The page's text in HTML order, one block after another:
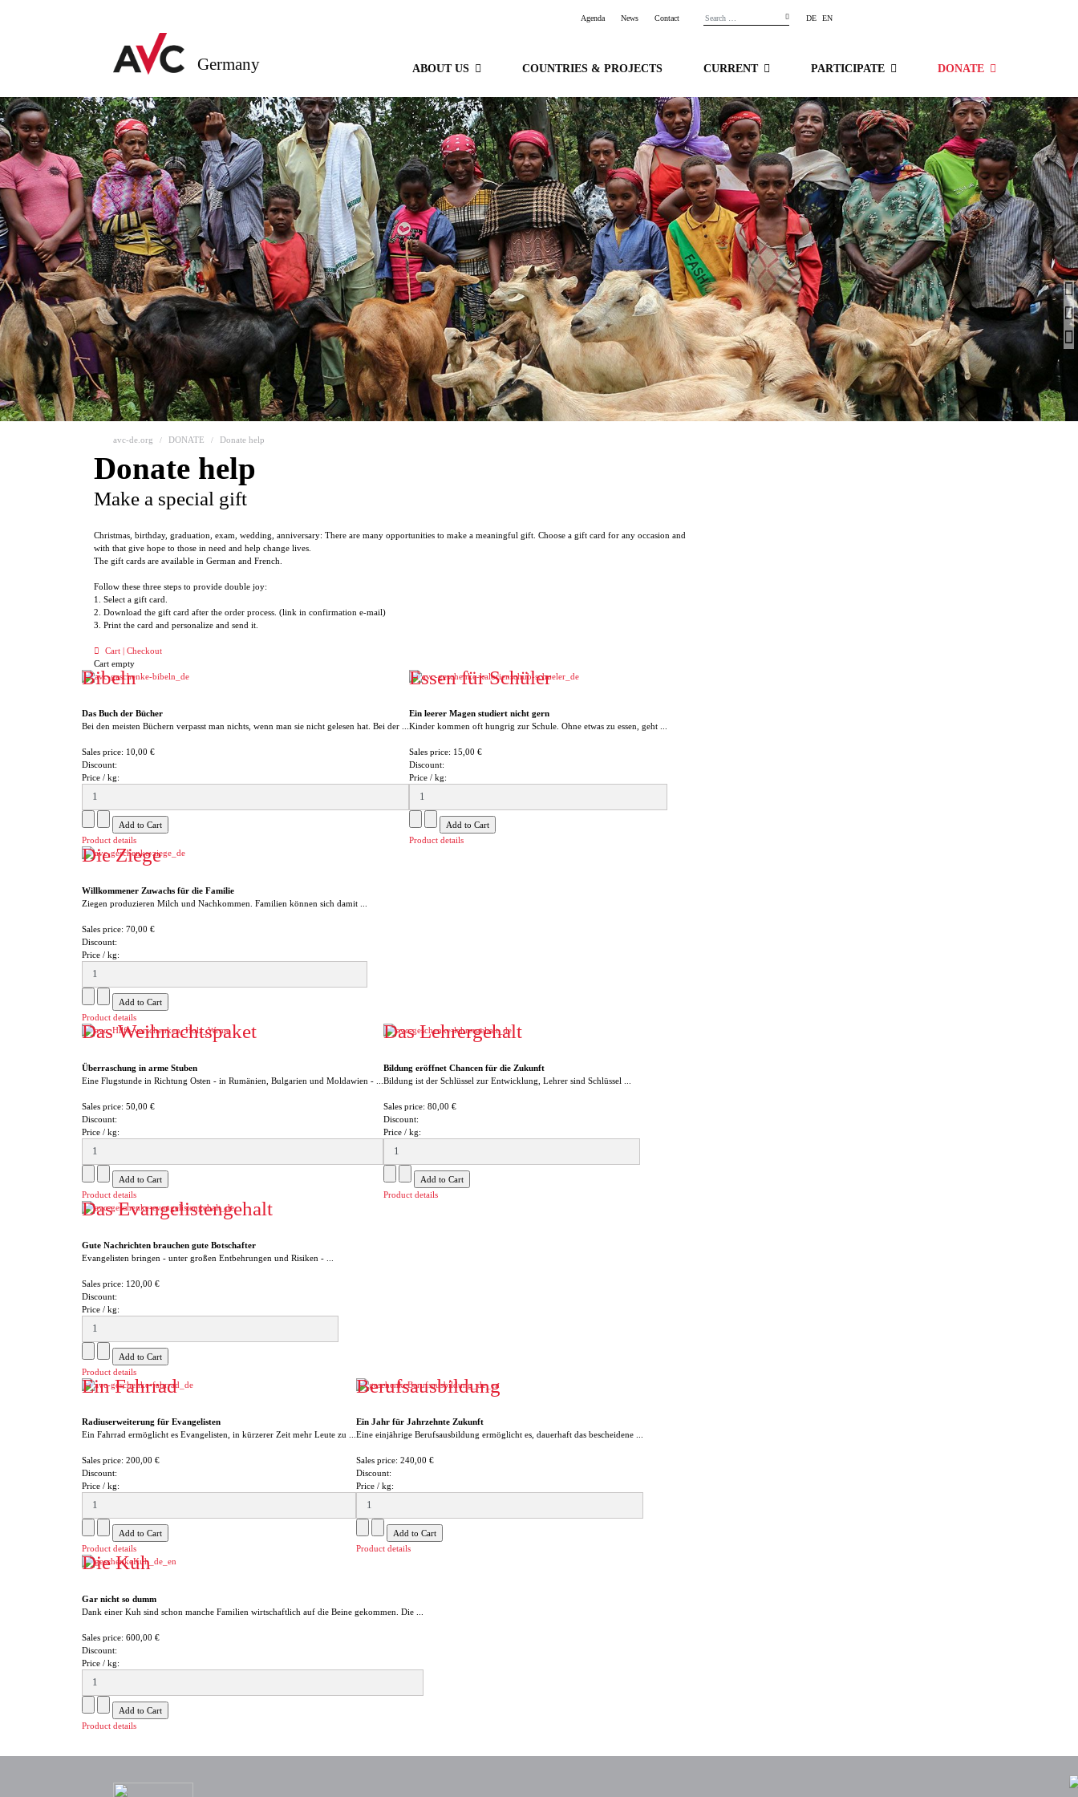
Contact
News
Agenda DE EN
Germany ABOUT US COUNTRIES & PROJECTS CURRENT PARTICIPATE DONATE
avc-de.org DONATE Donate help
Donate help
Make a special gift
Christmas, birthday, graduation, exam, wedding, anniversary: There are many opportunities to make a meaningful gift. Choose a gift card for any occasion and
with that give hope to those in need and help change lives.
The gift cards are available in German and French.
Follow these three steps to provide double joy:
1. Select a gift card.
2. Download the gift card after the order process. (link in confirmation e-mail)
3. Print the card and personalize and send it.
Cart | Checkout
Cart empty
Bibeln
Das Buch der Bücher
Bei den meisten Büchern verpasst man nichts, wenn man sie nicht gelesen hat. Bei der ...
Sales price: 10,00 €
Discount:
Price / kg:
Product details
Essen für Schüler
Ein leerer Magen studiert nicht gern
Kinder kommen oft hungrig zur Schule. Ohne etwas zu essen, geht ...
Sales price: 15,00 €
Discount:
Price / kg:
Product details
Die Ziege
Willkommener Zuwachs für die Familie
Ziegen produzieren Milch und Nachkommen. Familien können sich damit ...
Sales price: 70,00 €
Discount:
Price / kg:
Product details
Das Weihnachtspaket
Überraschung in arme Stuben
Eine Flugstunde in Richtung Osten - in Rumänien, Bulgarien und Moldawien - ...
Sales price: 50,00 €
Discount:
Price / kg:
Product details
Das Lehrergehalt
Bildung eröffnet Chancen für die Zukunft
Bildung ist der Schlüssel zur Entwicklung, Lehrer sind Schlüssel ...
Sales price: 80,00 €
Discount:
Price / kg:
Product details
Das Evangelistengehalt
Gute Nachrichten brauchen gute Botschafter
Evangelisten bringen - unter großen Entbehrungen und Risiken - ...
Sales price: 120,00 €
Discount:
Price / kg:
Product details
Ein Fahrrad
Radiuserweiterung für Evangelisten
Ein Fahrrad ermöglicht es Evangelisten, in kürzerer Zeit mehr Leute zu ...
Sales price: 200,00 €
Discount:
Price / kg:
Product details
Berufsausbildung
Ein Jahr für Jahrzehnte Zukunft
Eine einjährige Berufsausbildung ermöglicht es, dauerhaft das bescheidene ...
Sales price: 240,00 €
Discount:
Price / kg:
Product details
Die Kuh
Gar nicht so dumm
Dank einer Kuh sind schon manche Familien wirtschaftlich auf die Beine gekommen. Die ...
Sales price: 600,00 €
Discount:
Price / kg:
Product details